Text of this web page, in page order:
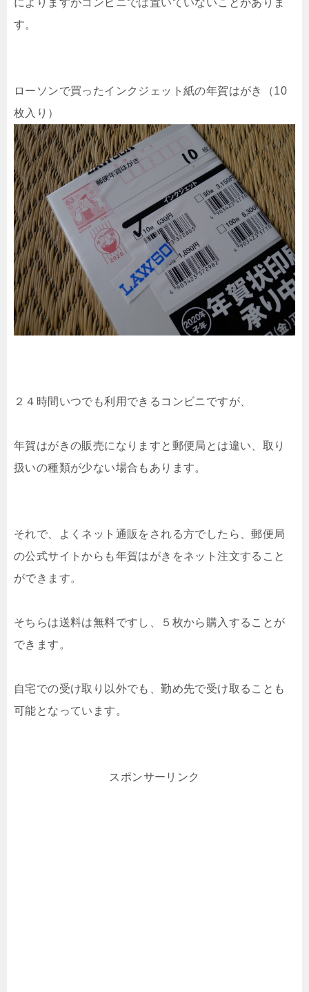
によりますがコンビニでは置いていないことがありま
す。
ローソンで買ったインクジェット紙の年賀はがき（10
枚入り）
２４時間いつでも利用できるコンビニですが、
年賀はがきの販売になりますと郵便局とは違い、取り
扱いの種類が少ない場合もあります。
それで、よくネット通販をされる方でしたら、郵便局
の公式サイトからも年賀はがきをネット注文すること
ができます。
そちらは送料は無料ですし、５枚から購入することが
できます。
自宅での受け取り以外でも、勤め先で受け取ることも
可能となっています。
スポンサーリンク